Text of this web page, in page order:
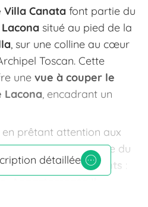
Canata font partie du
situé au pied de la
, sur une colline au cœur
Toscan. Cette
une vue à couper le
, encadrant un
en prêtant attention aux
construction originale du
trois appartements :
détaillée